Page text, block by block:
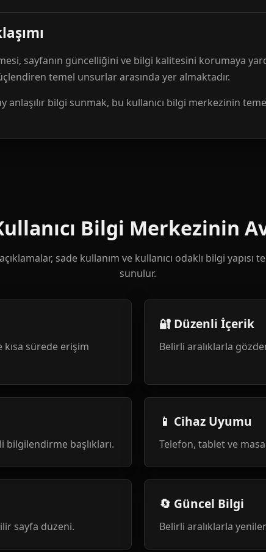
sayfanın güncelliğini ve bilgi kalitesini korumaya
temel unsurlar arasında yer almaktadır.
anlaşılır bilgi sunmak, bu kullanıcı bilgi merkezinin
Bilgi Merkezinin
sade kullanım ve kullanıcı odaklı bilgi yapısı
sunulur.
sürede erişim
🔐 Düzenli İçerik
Belirli aralıklarla
başlıkları.
📱 Cihaz Uyumu
Telefon, tablet ve
sayfa düzeni.
🔄 Güncel Bilgi
Belirli aralıklarla